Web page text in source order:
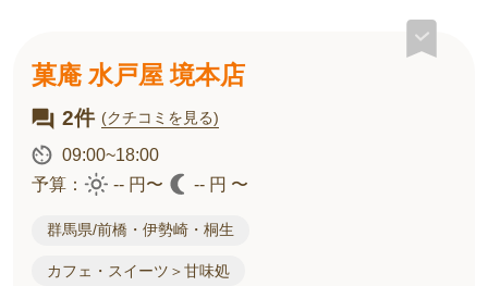
菓庵 水戸屋 境本店
2件 (クチコミを見る)
09:00~18:00
予算：
-- 円〜 -- 円 〜
群馬県/前橋・伊勢崎・桐生
カフェ・スイーツ＞甘味処